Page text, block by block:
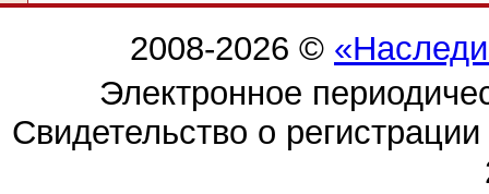
2008-2026 ©
Электронное
Свидетельство о